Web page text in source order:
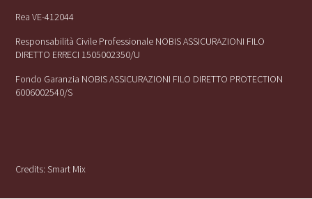
Rea VE-412044
Responsabilità Civile Professionale NOBIS ASSICURAZIONI FILO
DIRETTO ERRECI 1505002350/U
Fondo Garanzia NOBIS ASSICURAZIONI FILO DIRETTO PROTECTION
6006002540/S
Credits:Smart Mix